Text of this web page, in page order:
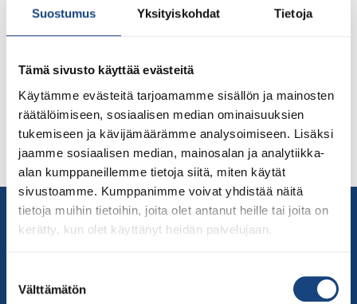
Suostumus Yksityiskohdat Tietoja
Tämä sivusto käyttää evästeitä
Käytämme evästeitä tarjoamamme sisällön ja mainosten
räätälöimiseen, sosiaalisen median ominaisuuksien
tukemiseen ja kävijämäärämme analysoimiseen. Lisäksi
jaamme sosiaalisen median, mainosalan ja analytiikka-
alan kumppaneillemme tietoja siitä, miten käytät
sivustoamme. Kumppanimme voivat yhdistää näitä
tietoja muihin tietoihin, joita olet antanut heille tai joita on
kerätty, kun olet käyttänyt heidän palvelujaan.
valinta
Välttämätön
v.), Koyama Rovaniemi Yläkoululaisten leiriviikko
Pajulahdessa alkoi Baltic Sea Championships-kilpailusta.
maanantaina oli ensimmäiset yhteistreenit kaikkien
kisaajien kesken. Treenejä oli kaksi kappaletta ja niiden
sisältöön kuului alkulämmittely, hieman omaa tekniikkaa
ja paljon randoria. Kaksituntinen harjoitus vierähti
silmänräpäyksessä. Ulkomaalaisista judokoista sai
erittäin hyvää vastusta niin matossa […]
Yhteystiedot
Suomen Judoliitto